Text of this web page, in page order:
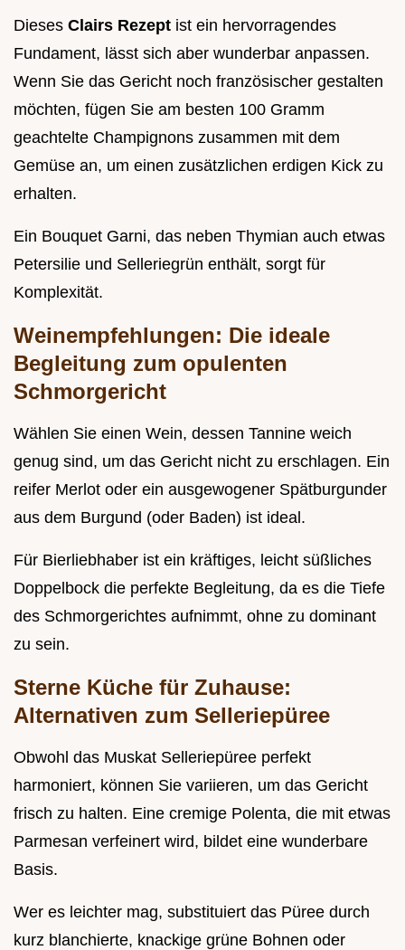
Dieses Clairs Rezept ist ein hervorragendes
Fundament, lässt sich aber wunderbar anpassen.
Wenn Sie das Gericht noch französischer gestalten
möchten, fügen Sie am besten 100 Gramm
geachtelte Champignons zusammen mit dem
Gemüse an, um einen zusätzlichen erdigen Kick zu
erhalten.
Ein Bouquet Garni, das neben Thymian auch etwas
Petersilie und Selleriegrün enthält, sorgt für
Komplexität.
Weinempfehlungen: Die ideale
Begleitung zum opulenten
Schmorgericht
Wählen Sie einen Wein, dessen Tannine weich
genug sind, um das Gericht nicht zu erschlagen. Ein
reifer Merlot oder ein ausgewogener Spätburgunder
aus dem Burgund (oder Baden) ist ideal.
Für Bierliebhaber ist ein kräftiges, leicht süßliches
Doppelbock die perfekte Begleitung, da es die Tiefe
des Schmorgerichtes aufnimmt, ohne zu dominant
zu sein.
Sterne Küche für Zuhause:
Alternativen zum Selleriepüree
Obwohl das Muskat Selleriepüree perfekt
harmoniert, können Sie variieren, um das Gericht
frisch zu halten. Eine cremige Polenta, die mit etwas
Parmesan verfeinert wird, bildet eine wunderbare
Basis.
Wer es leichter mag, substituiert das Püree durch
kurz blanchierte, knackige grüne Bohnen oder